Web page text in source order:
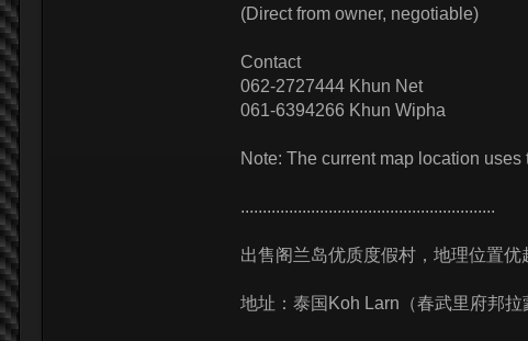
(Direct from owner, negotiable)
Contact
062-2727444 Khun Net
061-6394266 Khun Wipha
Note: The current map location
..........................................................
出售阁兰岛优质度假村，地理位置
地址：泰国Koh Larn（春武里府邦拉